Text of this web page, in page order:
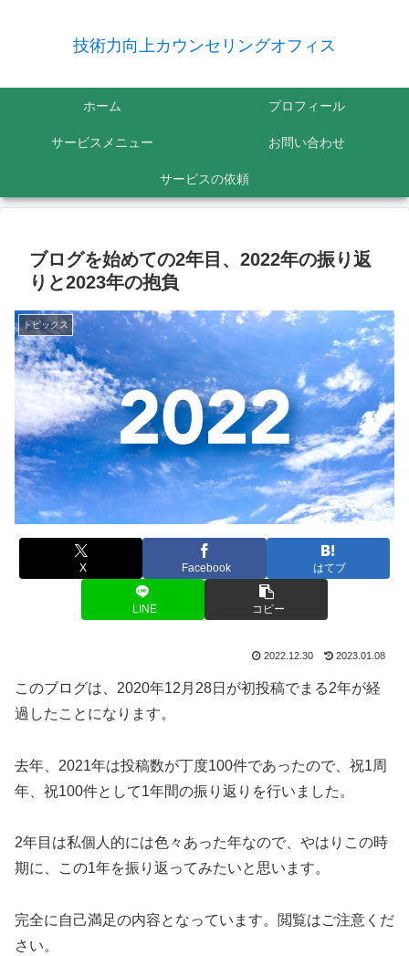
技術力向上カウンセリングオフィス
ホーム プロフィール
サービスメニュー お問い合わせ
サービスの依頼
ブログを始めての2年目、2022年の振り返
りと2023年の抱負
トピックス
X Facebook はてブ
LINE コピー
2022.12.30 2023.01.08
このブログは、2020年12月28日が初投稿でまる2年が経
過したことになります。
去年、2021年は投稿数が丁度100件であったので、祝1周
年、祝100件として1年間の振り返りを行いました。
2年目は私個人的には色々あった年なので、やはりこの時
期に、この1年を振り返ってみたいと思います。
完全に自己満足の内容となっています。閲覧はご注意くだ
さい。